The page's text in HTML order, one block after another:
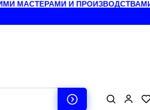
МАСТЕРАМИ И ПРОИЗВОДСТВАМИ